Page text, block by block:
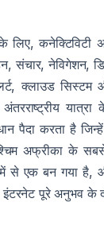
लिए, कनेक्टिविटी
संचार, नेविगेशन,
क्लाउड सिस्टम
पैदा करता है
अफ्रीका के
में से एक बन गया है,
इंटरनेट पूरे अनुभव के